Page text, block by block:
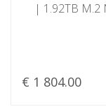
| 1.92TB M.2
€ 1 804.00